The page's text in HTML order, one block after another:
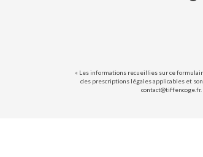
« Les informations recueillies sur ce
des prescriptions légales applicables et